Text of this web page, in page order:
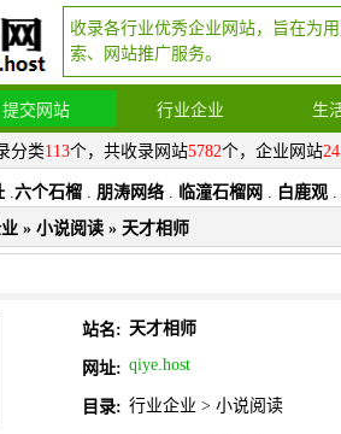
收录各行业优秀企业网站，旨在为
索、网站推广服务。
提交网站 行业企业 生
分类113个，共收录网站5782个，企业网站
.六个石榴 . 朋涛网络 . 临潼石榴网 . 白鹿观 .
» 小说阅读 » 天才相师
站名: 天才相师
网址: qiye.host
目录: 行业企业 > 小说阅读